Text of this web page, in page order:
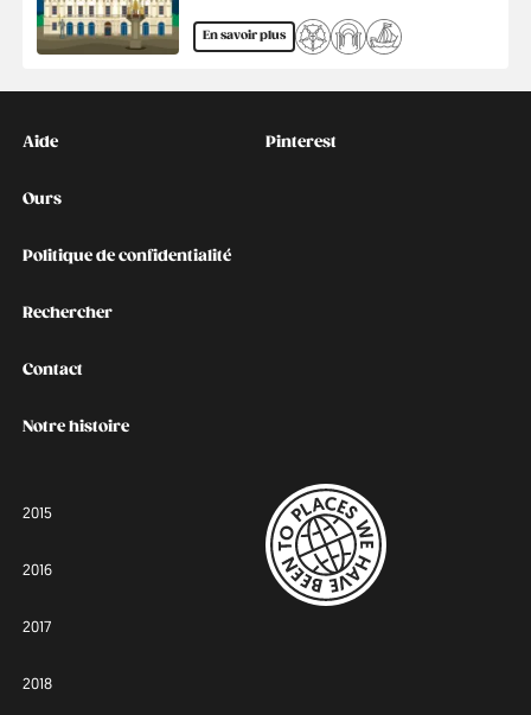
En savoir plus
Kontakt
Aide
Ours
Politique de confidentialité
Rechercher
Contact
Notre histoire
Social
Pinterest
2015
2016
2017
2018